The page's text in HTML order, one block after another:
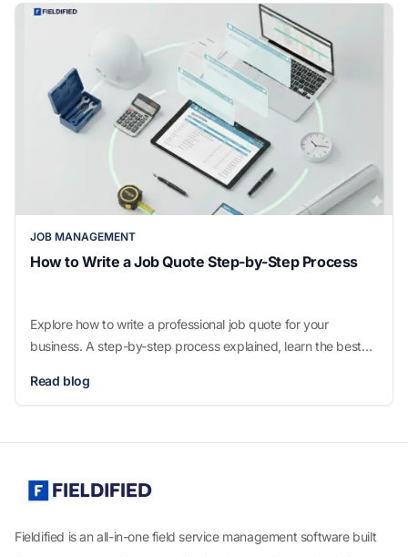
JOB MANAGEMENT
How to Write a Job Quote Step-by-Step Process
​Explore how to write a professional job quote for your
business. A step-by-step process explained, learn the best
Read blog
Fieldified is an all-in-one field service management software built